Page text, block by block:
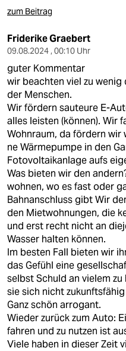
zum Beitrag
Friderike Graebert
09.08.2024 , 00:10 Uhr
guter Kommentar
wir beachten viel zu
der Menschen.
Wir fördern sauteure E-
alles leisten (können). Wir
Wohnraum, da fördern wir
ne Wärmepumpe in den
Fotovoltaikanlage aufs
Was bieten wir den
wohnen, wo es fast oder
Bahnanschluss gibt Wir
den Mietwohnungen, die
und erst recht nicht an
Wasser halten können.
Im besten Fall bieten wir
das Gefühl eine
selbst Schuld an vielem
sie sich nicht
Ganz schön arrogant.
Wieder zurück zum Auto:
fahren und zu nutzen ist
Viele haben in dieser Zeit